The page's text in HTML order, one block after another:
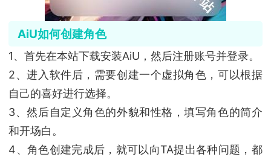
AiU如何创建角色
1、首先在本站下载安装AiU，然后注册账号并登录。
2、进入软件后，需要创建一个虚拟角色，可以根据
自己的喜好进行选择。
3、然后自定义角色的外貌和性格，填写角色的简介
和开场白。
4、角色创建完成后，就可以向TA提出各种问题，都